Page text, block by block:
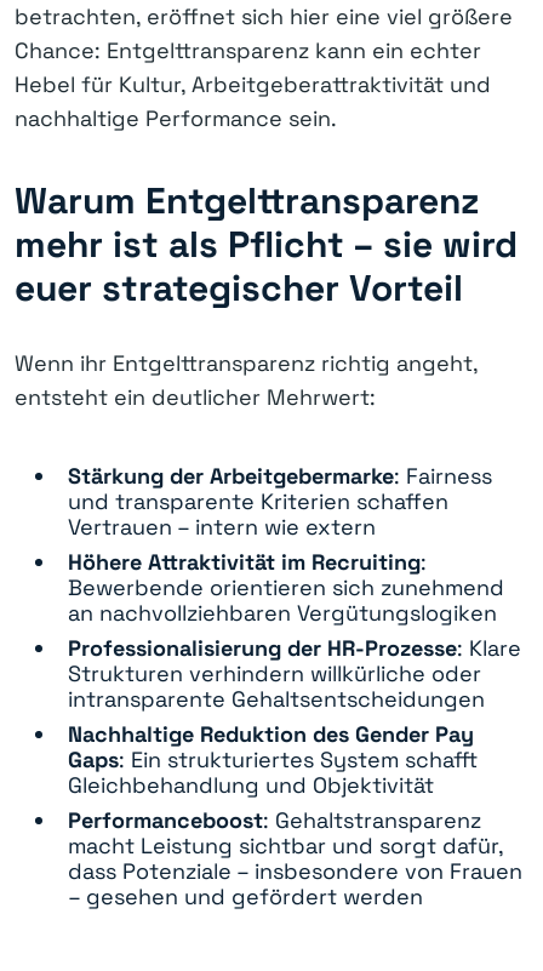
betrachten, eröffnet sich hier eine viel größere
Chance: Entgelttransparenz kann ein echter
Hebel für Kultur, Arbeitgeberattraktivität und
nachhaltige Performance sein.
Warum Entgelttransparenz
mehr ist als Pflicht – sie wird
euer strategischer Vorteil
Wenn ihr Entgelttransparenz richtig angeht,
entsteht ein deutlicher Mehrwert:
Stärkung der Arbeitgebermarke: Fairness
und transparente Kriterien schaffen
Vertrauen – intern wie extern
Höhere Attraktivität im Recruiting:
Bewerbende orientieren sich zunehmend
an nachvollziehbaren Vergütungslogiken
Professionalisierung der HR-Prozesse: Klare
Strukturen verhindern willkürliche oder
intransparente Gehaltsentscheidungen
Nachhaltige Reduktion des Gender Pay
Gaps: Ein strukturiertes System schafft
Gleichbehandlung und Objektivität
Performanceboost: Gehaltstransparenz
macht Leistung sichtbar und sorgt dafür,
dass Potenziale – insbesondere von Frauen
– gesehen und gefördert werden